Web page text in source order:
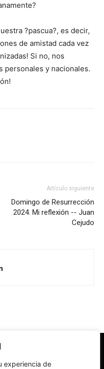
experiencia de
?pascua?, es decir,
de amistad cada vez
Si no, nos
personales y nacionales.
Artículo siguiente
Domingo de Resurrección
2024. Mi reflexión -- Juan
Cejudo
y la sociedad